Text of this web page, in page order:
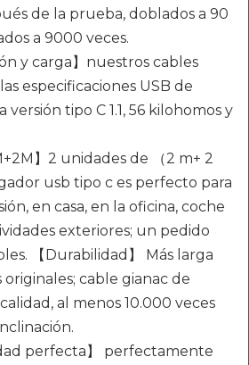
de la prueba, doblados a 90
a 9000 veces.
y carga】nuestros cables
especificaciones USB de
tipo C 1.1, 56 kilohomos y
】2 unidades de （2 m+ 2
usb tipo c es perfecto para
en casa, en la oficina, coche
exteriores; un pedido
【Durabilidad】 Más larga
cable gianac de
al menos 10.000 veces
perfecta】 perfectamente